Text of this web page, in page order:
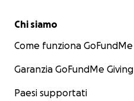
Chi siamo
Come funziona GoFundMe
Garanzia GoFundMe Giving
Paesi supportati